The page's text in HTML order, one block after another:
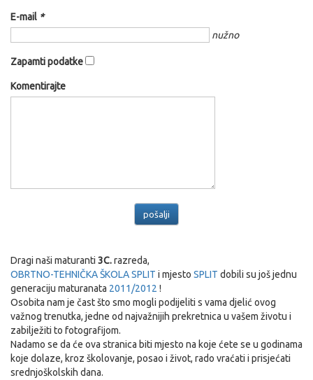
E-mail *
nužno
Zapamti podatke
Komentirajte
Dragi naši maturanti 3C.razreda,
OBRTNO-TEHNIČKA ŠKOLA SPLIT i mjesto SPLIT dobili su još jednu
generaciju maturanata 2011/2012 !
Osobita nam je čast što smo mogli podijeliti s vama djelić ovog
važnog trenutka, jedne od najvažnijih prekretnica u vašem životu i
zabilježiti to fotografijom.
Nadamo se da će ova stranica biti mjesto na koje ćete se u godinama
koje dolaze, kroz školovanje, posao i život, rado vraćati i prisjećati
srednjoškolskih dana.